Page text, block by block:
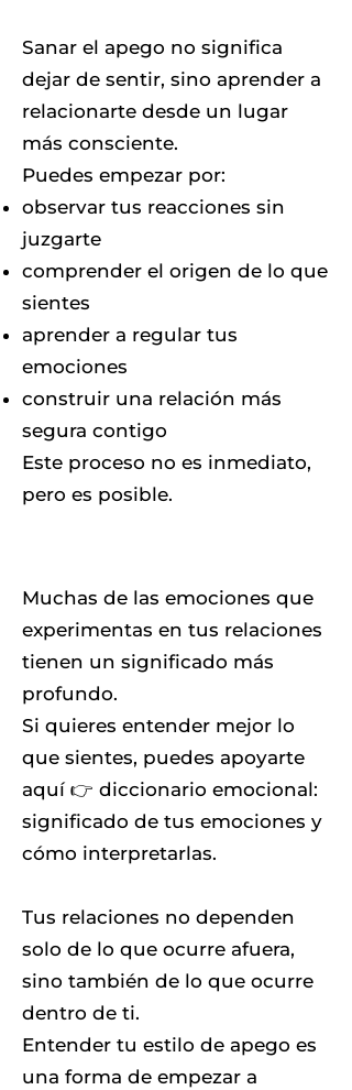
Sanar el apego no significa
dejar de sentir, sino aprender a
relacionarte desde un lugar
más consciente.
Puedes empezar por:
observar tus reacciones sin
juzgarte
comprender el origen de lo que
sientes
aprender a regular tus
emociones
construir una relación más
segura contigo
Este proceso no es inmediato,
pero es posible.
Muchas de las emociones que
experimentas en tus relaciones
tienen un significado más
profundo.
Si quieres entender mejor lo
que sientes, puedes apoyarte
aquí 👉 diccionario emocional:
significado de tus emociones y
cómo interpretarlas.
Tus relaciones no dependen
solo de lo que ocurre afuera,
sino también de lo que ocurre
dentro de ti.
Entender tu estilo de apego es
una forma de empezar a